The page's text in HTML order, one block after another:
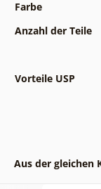
Farbe
Anzahl der Teile
Vorteile USP
Aus der gleichen